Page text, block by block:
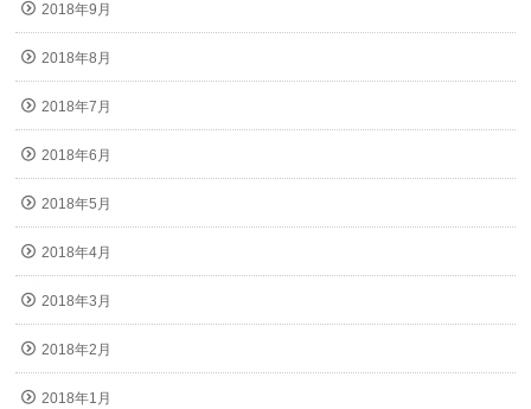
2018年9月
2018年8月
2018年7月
2018年6月
2018年5月
2018年4月
2018年3月
2018年2月
2018年1月